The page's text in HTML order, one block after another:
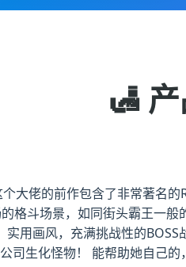
🛃
大佬的前作包含了非常著名
格斗场景，如同街头霸王一
用画风，充满挑战性的
生化怪物！ 能帮助她自己的